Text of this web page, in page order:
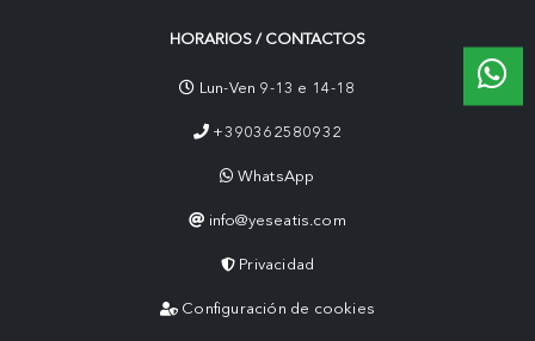
HORARIOS / CONTACTOS
Lun-Ven 9-13 e 14-18
+390362580932
WhatsApp
info@yeseatis.com
Privacidad
Configuración de cookies